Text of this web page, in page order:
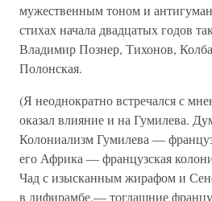
мужественным тоном и
стихах начала двадцатых годов
Владимир Познер, Тихонов,
Полонская.
(Я неоднократно встречался с
оказал влияние и на Гумилева.
Колониализм Гумилева —
его Африка — французская
Чад с изысканным жирафом и
в дифирамбе,— тогдашние